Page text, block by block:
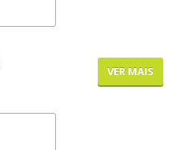
VER MAIS